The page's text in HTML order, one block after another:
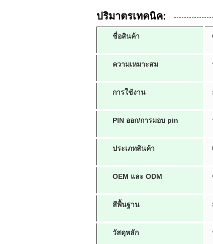
ปริมาตรเทคนิค:
ชื่อสินค้า
ความเหมาะสม
การใช้งาน
PIN ออก/การมอบ pin
ประเภทสินค้า
OEM และ ODM
สีพื้นฐาน
วัสดุหลัก